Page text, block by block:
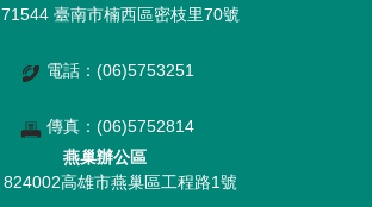
71544 臺南市楠西區密枝里70號
電話：(06)5753251
傳真：(06)5752814
燕巢辦公區
824002高雄市燕巢區工程路1號